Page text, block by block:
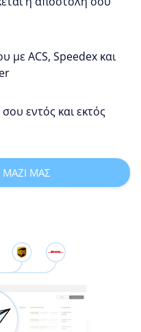
με ACS, Speedex και
εντός και εκτός
ΜΑΖΙ ΜΑΣ